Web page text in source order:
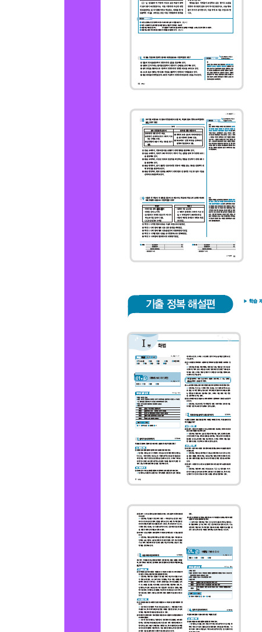
18일 17 2024 9월 모의평가 _ 박물관에 바란다
18일 18 2024 9월 모의평가 _ 불량 식품을 없애기
19일 20 2024 수능 _ 전통 한지
19일 21 2024 수능 _ 청소년의 기후 변화에 대한 대